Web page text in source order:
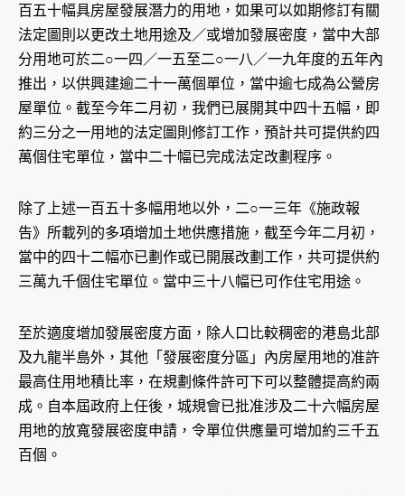
百五十幅具房屋發展潛力的用地，如果可以如期修訂有關
法定圖則以更改土地用途及／或增加發展密度，當中大部
分用地可於二○一四／一五至二○一八／一九年度的五年內
推出，以供興建逾二十一萬個單位，當中逾七成為公營房
屋單位。截至今年二月初，我們已展開其中四十五幅，即
約三分之一用地的法定圖則修訂工作，預計共可提供約四
萬個住宅單位，當中二十幅已完成法定改劃程序。
除了上述一百五十多幅用地以外，二○一三年《施政報
告》所載列的多項增加土地供應措施，截至今年二月初，
當中的四十二幅亦已劃作或已開展改劃工作，共可提供約
三萬九千個住宅單位。當中三十八幅已可作住宅用途。
至於適度增加發展密度方面，除人口比較稠密的港島北部
及九龍半島外，其他「發展密度分區」內房屋用地的准許
最高住用地積比率，在規劃條件許可下可以整體提高約兩
成。自本屆政府上任後，城規會已批准涉及二十六幅房屋
用地的放寬發展密度申請，令單位供應量可增加約三千五
百個。